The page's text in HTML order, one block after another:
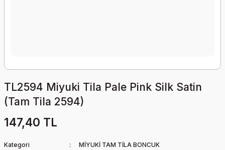
TL2594 Miyuki Tila Pale Pink Silk Satin
(Tam Tila 2594)
147,40 TL
Kategori
MİYUKİ TAM TİLA BONCUK